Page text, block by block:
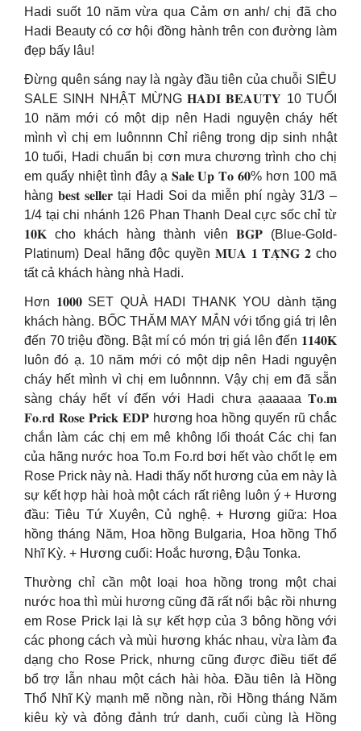
Hadi suốt 10 năm vừa qua Cảm ơn anh/ chị đã cho
Hadi Beauty có cơ hội đồng hành trên con đường làm
đẹp bấy lâu!
Đừng quên sáng nay là ngày đầu tiên của chuỗi SIÊU
SALE SINH NHẬT MỪNG 𝐇𝐀𝐃𝐈 𝐁𝐄𝐀𝐔𝐓𝐘 10 TUỔI
10 năm mới có một dịp nên Hadi nguyện cháy hết
mình vì chị em luônnnn Chỉ riêng trong dịp sinh nhật
10 tuổi, Hadi chuẩn bị cơn mưa chương trình cho chị
em quẩy nhiệt tình đây ạ 𝐒𝐚𝐥𝐞 𝐔𝐩 𝐓𝐨 𝟔𝟎% hơn 100 mã
hàng 𝐛𝐞𝐬𝐭 𝐬𝐞𝐥𝐥𝐞𝐫 tại Hadi Soi da miễn phí ngày 31/3 –
1/4 tại chi nhánh 126 Phan Thanh Deal cực sốc chỉ từ
𝟏𝟎𝐊 cho khách hàng thành viên 𝐁𝐆𝐏 (Blue-Gold-
Platinum) Deal hãng độc quyền 𝐌𝐔𝐀 𝟏 𝐓𝐀̣̆𝐍𝐆 𝟐 cho
tất cả khách hàng nhà Hadi.
Hơn 𝟏𝟎𝟎𝟎 SET QUÀ HADI THANK YOU dành tặng
khách hàng. BỐC THĂM MAY MẮN với tổng giá trị lên
đến 70 triệu đồng. Bật mí có món trị giá lên đến 𝟏𝟏𝟒𝟎𝐊
luôn đó ạ. 10 năm mới có một dịp nên Hadi nguyện
cháy hết mình vì chị em luônnnn. Vậy chị em đã sẵn
sàng cháy hết ví đến với Hadi chưa ạaaaaa 𝐓𝐨.𝐦
𝐅𝐨.𝐫𝐝 𝐑𝐨𝐬𝐞 𝐏𝐫𝐢𝐜𝐤 𝐄𝐃𝐏 hương hoa hồng quyến rũ chắc
chắn làm các chị em mê không lối thoát Các chị fan
của hãng nước hoa To.m Fo.rd bơi hết vào chốt lẹ em
Rose Prick này nà. Hadi thấy nốt hương của em này là
sự kết hợp hài hoà một cách rất riêng luôn ý + Hương
đầu: Tiêu Tứ Xuyên, Củ nghệ. + Hương giữa: Hoa
hồng tháng Năm, Hoa hồng Bulgaria, Hoa hồng Thổ
Nhĩ Kỳ. + Hương cuối: Hoắc hương, Đậu Tonka.
Thường chỉ cần một loại hoa hồng trong một chai
nước hoa thì mùi hương cũng đã rất nổi bậc rồi nhưng
em Rose Prick lại là sự kết hợp của 3 bông hồng với
các phong cách và mùi hương khác nhau, vừa làm đa
dạng cho Rose Prick, nhưng cũng được điều tiết để
bổ trợ lẫn nhau một cách hài hòa. Đầu tiên là Hồng
Thổ Nhĩ Kỳ mạnh mẽ nồng nàn, rồi Hồng tháng Năm
kiêu kỳ và đỏng đảnh trứ danh, cuối cùng là Hồng